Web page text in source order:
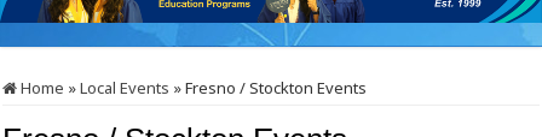
Home »Local Events »Fresno / Stockton Events